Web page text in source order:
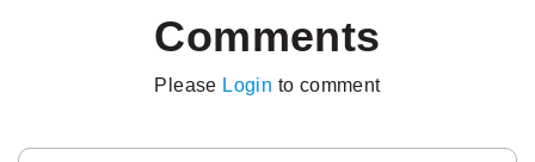
Comments
Please Login to comment